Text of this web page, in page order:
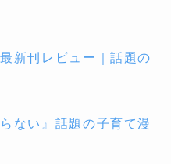
新刊レビュー｜話題の
ない』話題の子育て漫